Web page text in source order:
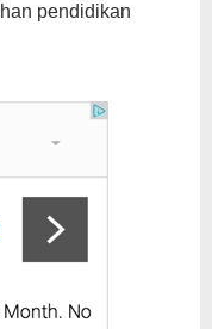
pendidikan